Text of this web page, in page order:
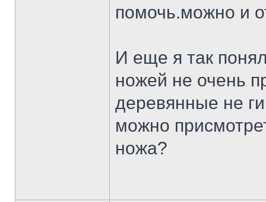
помочь.можно и
И еще я так
ножей не очень
деревянные не
можно
ножа?